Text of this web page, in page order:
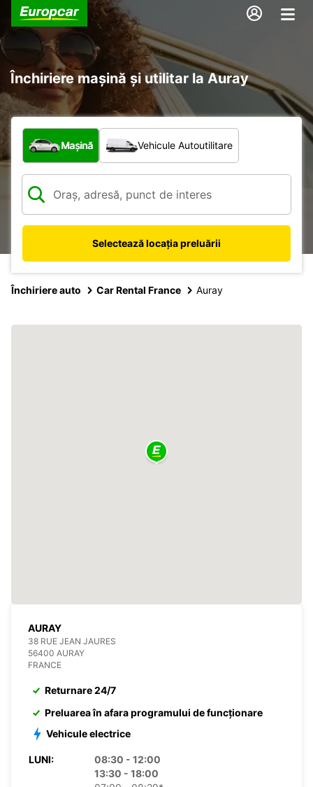
Închiriere mașină și utilitar la Auray
Ce tip de vehicul?
Mașină Vehicule Autoutilitare
Selectează locația preluării
Închiriere auto Car Rental France Auray
AURAY
38 RUE JEAN JAURES
56400 AURAY
FRANCE
Returnare 24/7
Preluarea în afara programului de funcționare
Vehicule electrice
LUNI:
08:30 - 12:00
13:30 - 18:00